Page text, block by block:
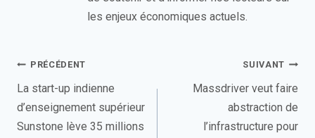
les enjeux économiques actuels.
Navigation
de
l’article
PRÉCÉDENT
La start-up indienne
d’enseignement supérieur
Sunstone lève 35 millions
SUIVANT
Massdriver veut faire
abstraction de
l’infrastructure pour